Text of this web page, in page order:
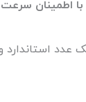
با اطمینان